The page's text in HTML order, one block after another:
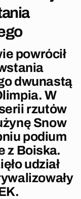
powrócił
dwunastą
W
rzutów
Snow
podium
z Boiska.
udział